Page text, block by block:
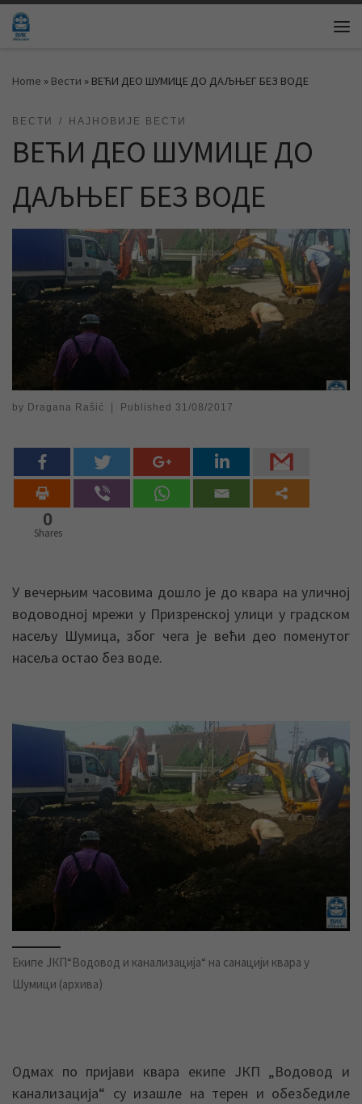
Skip to content
Home » Вести » ВЕЋИ ДЕО ШУМИЦЕ ДО ДАЉЊЕГ БЕЗ ВОДЕ
ВЕСТИ НАЈНОВИЈЕ ВЕСТИ
ВЕЋИ ДЕО ШУМИЦЕ ДО
ДАЉЊЕГ БЕЗ ВОДЕ
by Dragana Rašić Published 31/08/2017
0
Shares
У вечерњим часовима дошло је до квара на уличној
водоводној мрежи у Призренској улици у градском
насељу Шумица, због чега је већи део поменутог
насеља остао без воде.
Екипе ЈКП“Водовод и канализација“ на санацији квара у
Шумици (архива)
Одмах по пријави квара екипе ЈКП „Водовод и
канализација“ су изашле на терен и обезбедиле